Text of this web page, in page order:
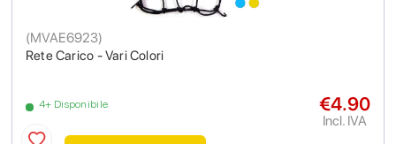
Rete Carico - Vari Colori
(MVAE6923)
4+ Disponibile €4.90
Incl. IVA